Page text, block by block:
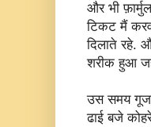
और भी
टिकट मैं
दिलाते रहे.
शरीक हुआ
उस समय
ढाई बजे